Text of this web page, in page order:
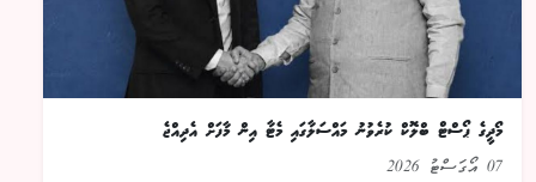
މޯދީގެ ޕޯސްޓް ބްލޮކް ކުރެވުނު މައްސަލާގައި މެޓާ އިން މާފަށް އެދިއްޖެ
07 އޯގަސްޓު 2026